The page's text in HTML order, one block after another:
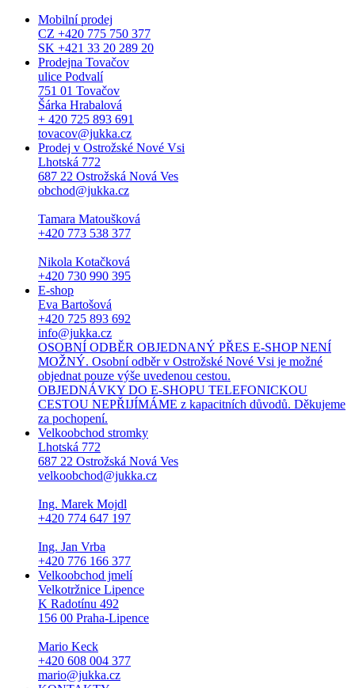
Mobilní prodej
CZ +420 775 750 377
SK +421 33 20 289 20
Prodejna Tovačov
ulice Podvalí
751 01 Tovačov
Šárka Hrabalová
+ 420 725 893 691
tovacov@jukka.cz
Prodej v Ostrožské Nové Vsi
Lhotská 772
687 22 Ostrožská Nová Ves
obchod@jukka.cz
Tamara Matoušková
+420 773 538 377
Nikola Kotačková
+420 730 990 395
E-shop
Eva Bartošová
+420 725 893 692
info@jukka.cz
OSOBNÍ ODBĚR OBJEDNANÝ PŘES E-SHOP NENÍ
MOŽNÝ. Osobní odběr v Ostrožské Nové Vsi je možné
objednat pouze výše uvedenou cestou.
OBJEDNÁVKY DO E-SHOPU TELEFONICKOU
CESTOU NEPŘIJÍMÁME z kapacitních důvodů. Děkujeme
za pochopení.
Velkoobchod stromky
Lhotská 772
687 22 Ostrožská Nová Ves
velkoobchod@jukka.cz
Ing. Marek Mojdl
+420 774 647 197
Ing. Jan Vrba
+420 776 166 377
Velkoobchod jmelí
Velkotržnice Lipence
K Radotínu 492
156 00 Praha-Lipence
Mario Keck
+420 608 004 377
mario@jukka.cz